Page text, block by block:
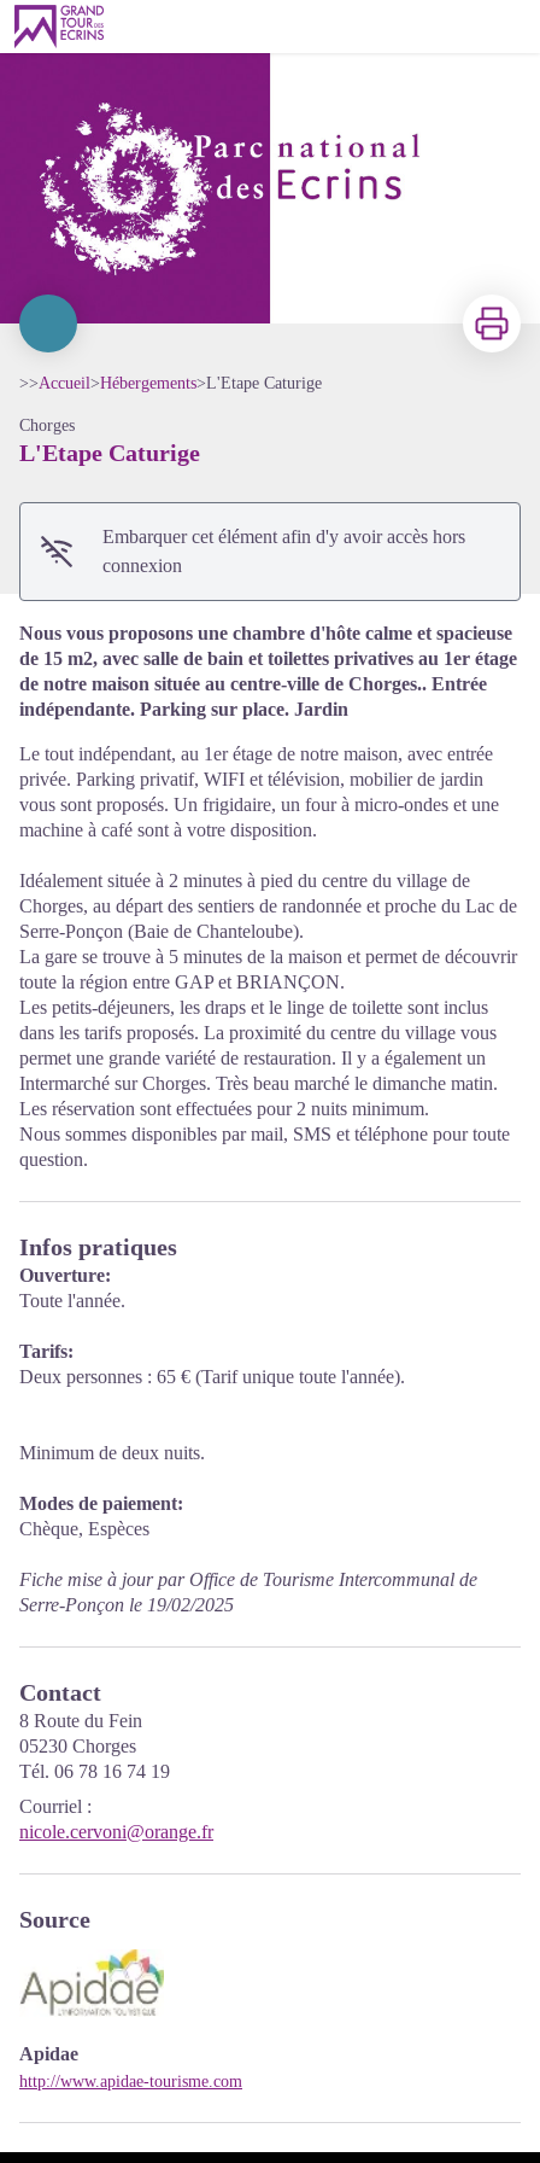
L'Etape Caturige
Imprimer
>>Accueil>Hébergements>L'Etape Caturige
Chorges
L'Etape Caturige
Embarquer cet élément afin d'y avoir accès hors
connexion
Nous vous proposons une chambre d'hôte calme et spacieuse
de 15 m2, avec salle de bain et toilettes privatives au 1er étage
de notre maison située au centre-ville de Chorges.. Entrée
indépendante. Parking sur place. Jardin
Le tout indépendant, au 1er étage de notre maison, avec entrée
privée. Parking privatif, WIFI et télévision, mobilier de jardin
vous sont proposés. Un frigidaire, un four à micro-ondes et une
machine à café sont à votre disposition.
Idéalement située à 2 minutes à pied du centre du village de
Chorges, au départ des sentiers de randonnée et proche du Lac de
Serre-Ponçon (Baie de Chanteloube).
La gare se trouve à 5 minutes de la maison et permet de découvrir
toute la région entre GAP et BRIANÇON.
Les petits-déjeuners, les draps et le linge de toilette sont inclus
dans les tarifs proposés. La proximité du centre du village vous
permet une grande variété de restauration. Il y a également un
Intermarché sur Chorges. Très beau marché le dimanche matin.
Les réservation sont effectuées pour 2 nuits minimum.
Nous sommes disponibles par mail, SMS et téléphone pour toute
question.
Infos pratiques
Ouverture:
Toute l'année.
Tarifs:
Deux personnes : 65 € (Tarif unique toute l'année).
Minimum de deux nuits.
Modes de paiement:
Chèque, Espèces
Fiche mise à jour par Office de Tourisme Intercommunal de
Serre-Ponçon le 19/02/2025
Contact
8 Route du Fein
05230 Chorges
Tél. 06 78 16 74 19
Courriel :
nicole.cervoni@orange.fr
Source
Apidae
http://www.apidae-tourisme.com